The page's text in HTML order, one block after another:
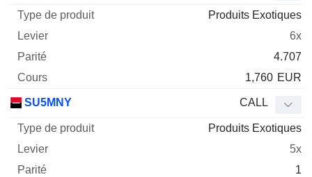
Produits Exotiques
6x
4.707
1,760 EUR
SU5MNY CALL
Produits Exotiques
5x
1